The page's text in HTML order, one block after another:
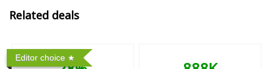
Related deals
Editor choice